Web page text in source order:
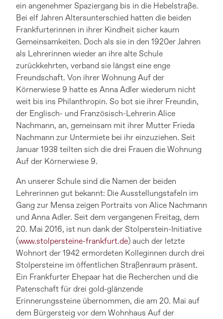
ein angenehmer Spaziergang bis in die Hebelstraße.
Bei elf Jahren Altersunterschied hatten die beiden
Frankfurterinnen in ihrer Kindheit sicher kaum
Gemeinsamkeiten. Doch als sie in den 1920er Jahren
als Lehrerinnen wieder an ihre alte Schule
zurückkehrten, verband sie längst eine enge
Freundschaft. Von ihrer Wohnung Auf der
Körnerwiese 9 hatte es Anna Adler wiederum nicht
weit bis ins Philanthropin. So bot sie ihrer Freundin,
der Englisch- und Französisch-Lehrerin Alice
Nachmann, an, gemeinsam mit ihrer Mutter Frieda
Nachmann zur Untermiete bei ihr einzuziehen. Seit
Januar 1938 teilten sich die drei Frauen die Wohnung
Auf der Körnerwiese 9.
An unserer Schule sind die Namen der beiden
Lehrerinnen gut bekannt: Die Ausstellungstafeln im
Gang zur Mensa zeigen Portraits von Alice Nachmann
und Anna Adler. Seit dem vergangenen Freitag, dem
20. Mai 2016, ist nun dank der Stolperstein-Initiative
(www.stolpersteine-frankfurt.de) auch der letzte
Wohnort der 1942 ermordeten Kolleginnen durch drei
Stolpersteine im öffentlichen Straßenraum präsent.
Ein Frankfurter Ehepaar hat die Recherchen und die
Patenschaft für drei gold-glänzende
Erinnerungssteine übernommen, die am 20. Mai auf
dem Bürgersteig vor dem Wohnhaus Auf der